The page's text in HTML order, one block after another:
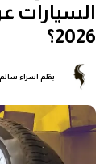
السيارات
2026؟
بقلم اسراء سالم